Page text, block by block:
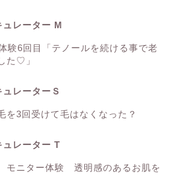
ュレーター M
験6回目「テノールを続ける事で老
た♡」
レーターＳ
を3回受けて毛はなくなった？
ュレーター T
モニター体験 透明感のあるお肌を
レーザートーニング
ＳＲＳマスク